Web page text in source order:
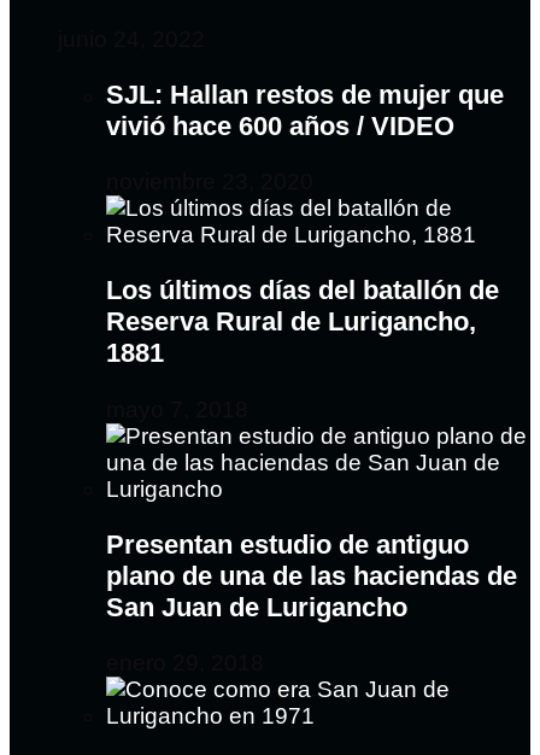
SJL: Hallan restos de mujer que
vivió hace 600 años / VIDEO
Los últimos días del batallón de
Reserva Rural de Lurigancho,
1881
Presentan estudio de antiguo
plano de una de las haciendas de
San Juan de Lurigancho